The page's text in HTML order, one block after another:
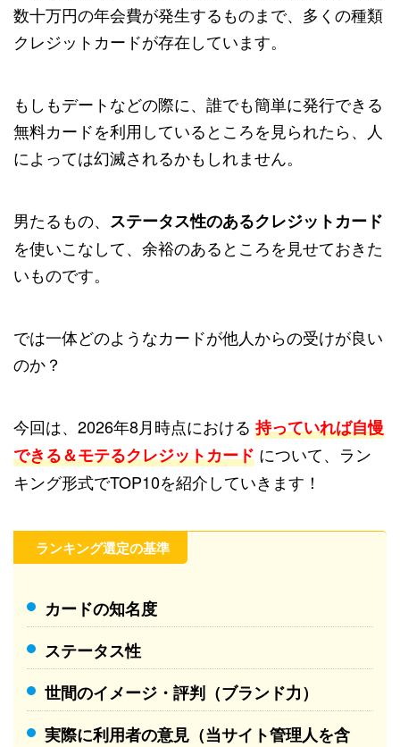
数十万円の年会費が発生するものまで、多くの種類
クレジットカードが存在しています。
もしもデートなどの際に、誰でも簡単に発行できる
無料カードを利用しているところを見られたら、人
によっては幻滅されるかもしれません。
男たるもの、 ステータス性のあるクレジットカード
を使いこなして、余裕のあるところを見せておきた
いものです。
では一体どのようなカードが他人からの受けが良い
のか？
今回は、2026年8月時点における 持っていれば自慢
できる＆モテるクレジットカード について、ラン
キング形式でTOP10を紹介していきます！
ランキング選定の基準
カードの知名度
ステータス性
世間のイメージ・評判（ブランド力）
実際に利用者の意見（当サイト管理人を含